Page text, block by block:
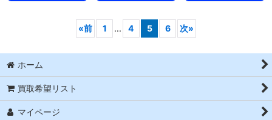
«前 1 ... 4 5 6 次»
ホーム
買取希望リスト
マイページ